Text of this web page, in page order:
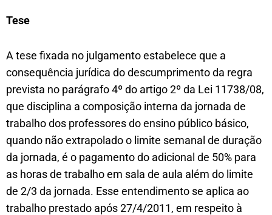
Tese
A tese fixada no julgamento estabelece que a
consequência jurídica do descumprimento da regra
prevista no parágrafo 4º do artigo 2º da Lei 11738/08,
que disciplina a composição interna da jornada de
trabalho dos professores do ensino público básico,
quando não extrapolado o limite semanal de duração
da jornada, é o pagamento do adicional de 50% para
as horas de trabalho em sala de aula além do limite
de 2/3 da jornada. Esse entendimento se aplica ao
trabalho prestado após 27/4/2011, em respeito à